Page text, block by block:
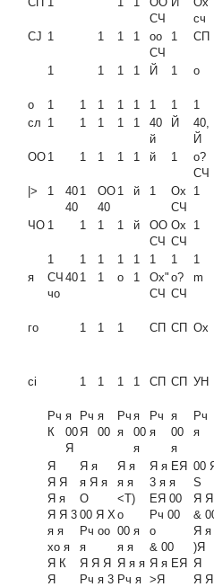
СЧ
сч
CJ 1 1 1 1
оо
СЧ
1 СП
1 1 1 1 Й 1 о
о 1 1 1 1 1 1 1
1
сл 1 1 1 1 1
40
й
Й
40,
Й
ОО 1 1 1 1 1 й 1
о?
СЧ
|>
1
40
40
1
ОО
40
1 й 1
Ох
СЧ
1
ЧО 1 1 1 1 й
ОО
СЧ
Ох
СЧ
1
1 1 1 1 1 1 1
1
я
СЧ
чо
40 1 1 о 1
Ох"
СЧ
о?
СЧ
m
го 1 1 1 СП СП Ох
ci 1 1 1 1 СП СП УН
Рч
К
я
00
Я
Рч
Я
я
00
Рч
я
я
00
я
Рч
я
я
00
я
Рч
я
Я
Я Я
Я я
Я Я 3
я я
хо я
Я К
Я
Я я
я Я я
О
00 Я X
Рч оо
я
Я Я Я
Рч я 3
Я я
я я
<Т)
о
00 я
я я
Я я я
Рч я
Я я ЕЯ
3 я я
ЕЯ 00
Рч 00
о
& 00
Я я ЕЯ
>Я
00
S
Я Я
&
Я я
)Я
Я
Я